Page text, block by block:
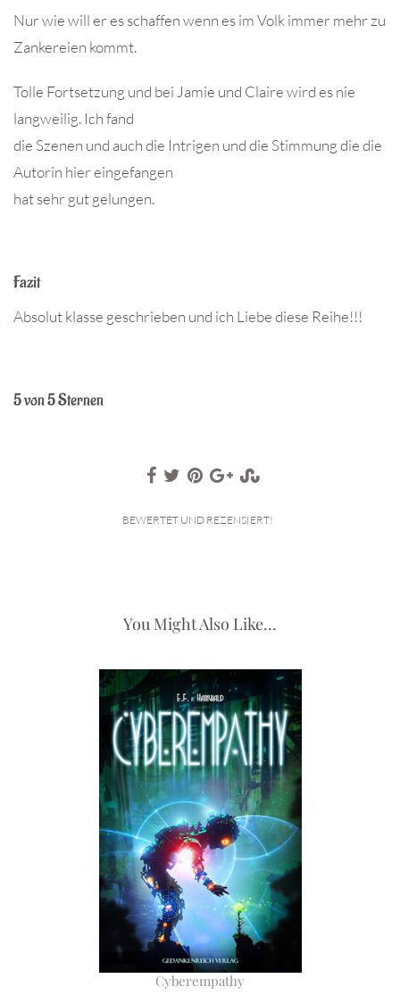
Nur wie will er es schaffen wenn es im Volk immer mehr zu
Zankereien kommt.
Tolle Fortsetzung und bei Jamie und Claire wird es nie
langweilig. Ich fand
die Szenen und auch die Intrigen und die Stimmung die die
Autorin hier eingefangen
hat sehr gut gelungen.
Fazit
Absolut klasse geschrieben und ich Liebe diese Reihe!!!
5 von 5 Sternen
BEWERTET UND REZENSIERT!
You Might Also Like...
Cyberempathy